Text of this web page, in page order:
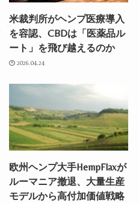
米裁判所がヘンプ医療導入
を容認、CBDは「医薬品ル
ート」を飛び越えるのか
2026.04.24
欧州ヘンプ大手HempFlaxが
ルーマニア撤退、大量生産
モデルから高付加価値戦略